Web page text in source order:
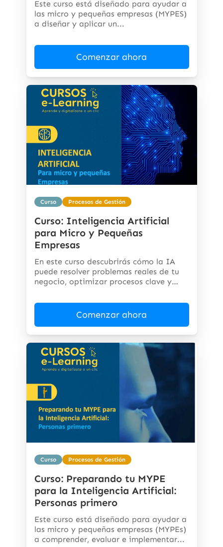
Este curso está diseñado para ayudar a
las micro y pequeñas empresas (MYPES)
a diseñar y aplicar un...
Comenzar ahora
Curso Procesos de Gestión
Curso: Inteligencia Artificial
para Micro y Pequeñas
Empresas
En este curso descubrirás cómo la IA
puede resolver problemas reales de tu
negocio, optimizar procesos clave y
Comenzar ahora
Curso Procesos de Gestión
Curso: Preparando tu MYPE
para la Inteligencia Artificial:
Personas primero
Este curso está diseñado para ayudar a
las micro y pequeñas empresas (MYPEs)
a comprender, evaluar e implementar...